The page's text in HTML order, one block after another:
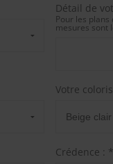
Détail de
Pour les
mesures sont
Votre
Crédence : *